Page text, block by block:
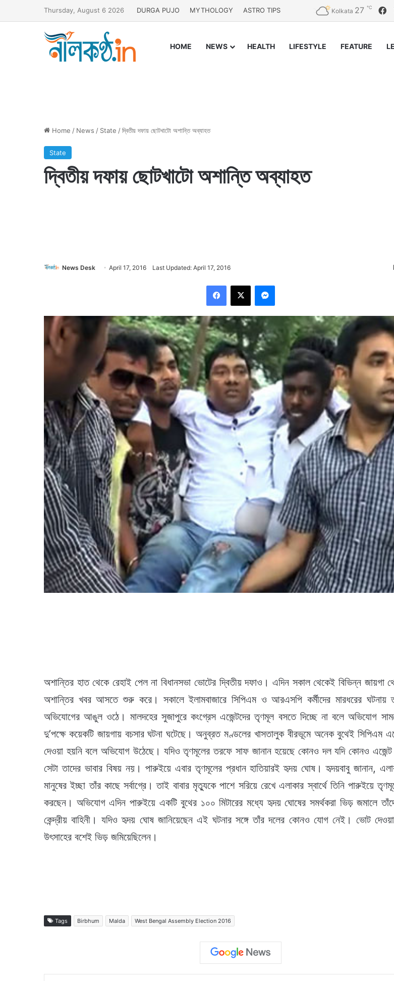
Thursday, August 6 2026 DURGA PUJO MYTHOLOGY ASTRO TIPS Kolkata 27 ℃
HOME NEWS HEALTH LIFESTYLE FEATURE
Home / News / State /দ্বিতীয় দফায় ছোটখাটো অশান্তি অব্যাহত
State
দ্বিতীয় দফায় ছোটখাটো অশান্তি অব্যাহত
News Desk April 17, 2016 Last Updated: April 17, 2016
অশান্তির হাত থেকে রেহাই পেল না বিধানসভা ভোটের দ্বিতীয় দফাও। এদিন সকাল থেকেই বিভিন্ন জায়গা
অশান্তির খবর আসতে শুরু করে। সকালে ইলামবাজারে সিপিএম ও আরএসপি কর্মীদের মারধরের ঘটনায়
অভিযোগের আঙুল ওঠে। মালদহের সুজাপুরে কংগ্রেস এজেন্টদের তৃণমূল বসতে দিচ্ছে না বলে অভিযোগ
দু’পক্ষে কয়েকটি জায়গায় বচসার ঘটনা ঘটেছে। অনুব্রত মণ্ডলের খাসতালুক বীরভূমে অনেক বুথেই সিপিএম
দেওয়া হয়নি বলে অভিযোগ উঠেছে। যদিও তৃণমূলের তরফে সাফ জানান হয়েছে কোনও দল যদি কোনও এজেন্ট
সেটা তাদের ভাবার বিষয় নয়। পারুইয়ে এবার তৃণমূলের প্রধান হাতিয়ারই হৃদয় ঘোষ। হৃদয়বাবু জানান,
মানুষের ইচ্ছা তাঁর কাছে সর্বাগ্রে। তাই বাবার মৃত্যুকে পাশে সরিয়ে রেখে এলাকার স্বার্থে তিনি পারুইয়ে
করছেন। অভিযোগ এদিন পারুইয়ে একটি বুথের ১০০ মিটারের মধ্যে হৃদয় ঘোষের সমর্থকরা ভিড় জমালে
কেন্দ্রীয় বাহিনী। যদিও হৃদয় ঘোষ জানিয়েছেন এই ঘটনার সঙ্গে তাঁর দলের কোনও যোগ নেই। ভোট
উৎসাহের বশেই ভিড় জমিয়েছিলেন।
Tags Birbhum Malda West Bengal Assembly Election 2016